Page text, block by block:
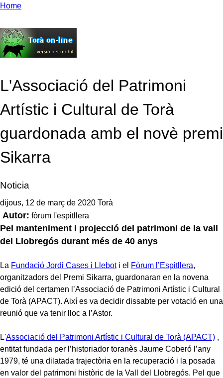
Home
L'Associació del Patrimoni
Artístic i Cultural de Torà
guardonada amb el novè premi
Sikarra
Noticia
dijous, 12 de març de 2020 Torà
Autor: fòrum l'espitllera
Pel manteniment i projecció del patrimoni de la vall
del Llobregós durant més de 40 anys
La Fundació Jordi Cases i Lleboti el Fòrum l’Espitllera,
organitzadors del Premi Sikarra, guardonaran en la novena
edició del certamen l’Associació de Patrimoni Artístic i Cultural
de Torà (APACT). Així es va decidir dissabte per votació en una
reunió que va tenir lloc a l’Astor.
L'Associació del Patrimoni Artístic i Cultural de Torà (APACT) ,
entitat fundada per l’historiador toranès Jaume Coberó l’any
1979, té una dilatada trajectòria en la recuperació i la posada
en valor del patrimoni històric de la Vall del Llobregós. Pel que